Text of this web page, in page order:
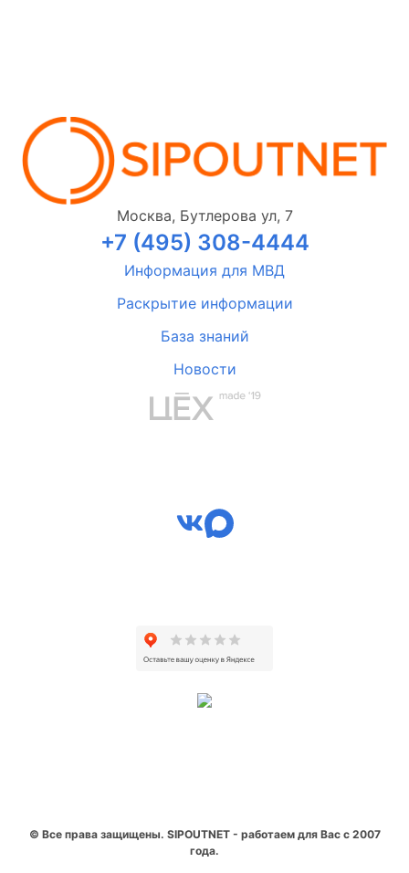
Москва, Бутлерова ул, 7
+7 (495) 308-4444
Информация для МВД
Раскрытие информации
База знаний
Новости
© Все права защищены. SIPOUTNET - работаем для Вас с 2007
года.